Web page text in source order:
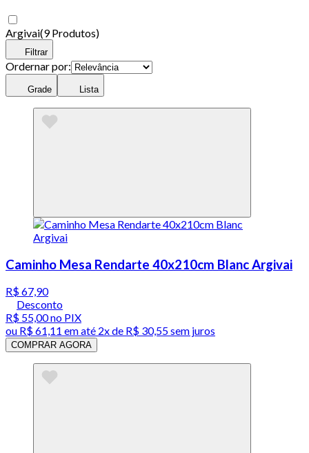
Argivai(9 Produtos)
Filtrar
Ordernar por:
Grade Lista
Caminho Mesa Rendarte 40x210cm Blanc Argivai
R$ 67,90
Desconto
R$ 55,00no PIX
ou R$ 61,11 em até 2x de R$ 30,55 sem juros
COMPRAR AGORA